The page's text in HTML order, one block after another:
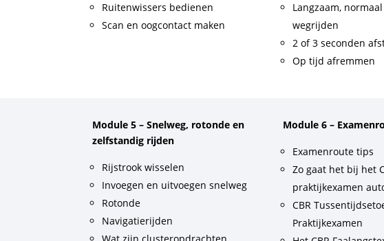
Ruitenwissers bedienen
Scan en oogcontact maken
Langzaam,
wegrijden
2 of 3 seconden
Op tijd afremmen
Module 5 – Snelweg, rotonde en
zelfstandig rijden
Rijstrook wisselen
Invoegen en uitvoegen snelweg
Rotonde
Navigatierijden
Module 6 –
Examenroute tips
Zo gaat het bij het
praktijkexamen
CBR
Praktijkexamen